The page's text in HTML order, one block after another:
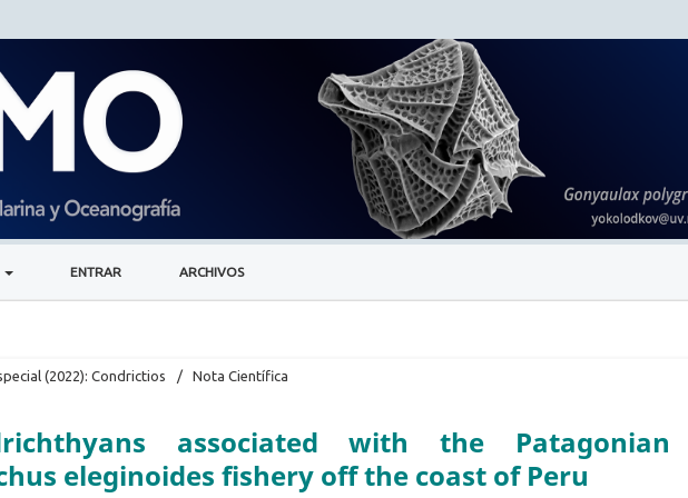
ENTRAR ARCHIVOS
(2022): Condrictios / Nota Científica
associated with the Patagonian
eleginoides fishery off the coast of Peru